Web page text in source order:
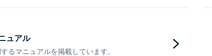
ュアル
るマニュアルを掲載しています。